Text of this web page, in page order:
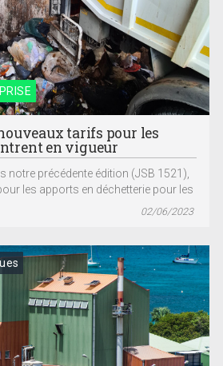
tarifs pour les
en vigueur
notre précédente édition (JSB 1521),
les apports en déchetterie pour les
02/06/2023